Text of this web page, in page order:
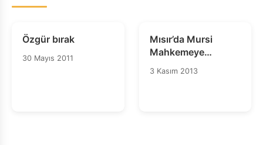
Özgür bırak
30 Mayıs 2011
Mısır’da Mursi
Mahkemeye
Çıkarılmalı ve
3 Kasım 2013